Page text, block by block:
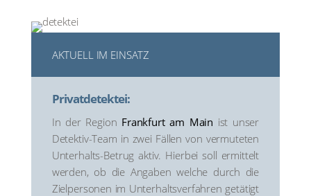
AKTU­ELL IM EIN­SATZ
Pri­vat­de­tek­tei:
In der Regi­on Frank­furt am Main ist unser
Detek­tiv-Team in zwei Fäl­len von ver­mu­te­ten
Unter­halts-Betrug aktiv. Hier­bei soll ermit­telt
wer­den, ob die Anga­ben wel­che durch die
Ziel­per­so­nen im Unter­halts­ver­fah­ren getä­tigt